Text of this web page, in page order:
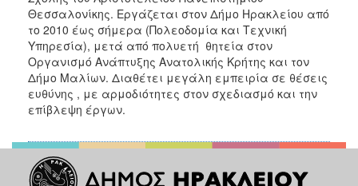
ΤΟΠΟΣ
ΠΟΛΙΤΙΣΜΟΣ
ΠΟΛΗ
Θεσσαλονίκης. Εργάζεται στον Δήμο Ηρακλείου από
το 2010 έως σήμερα (Πολεοδομία και Τεχνική
Υπηρεσία), μετά από πολυετή θητεία στον
Οργανισμό Ανάπτυξης Ανατολικής Κρήτης και τον
Δήμο Μαλίων. Διαθέτει μεγάλη εμπειρία σε θέσεις
ευθύνης , με αρμοδιότητες στον σχεδιασμό και την
επίβλεψη έργων.